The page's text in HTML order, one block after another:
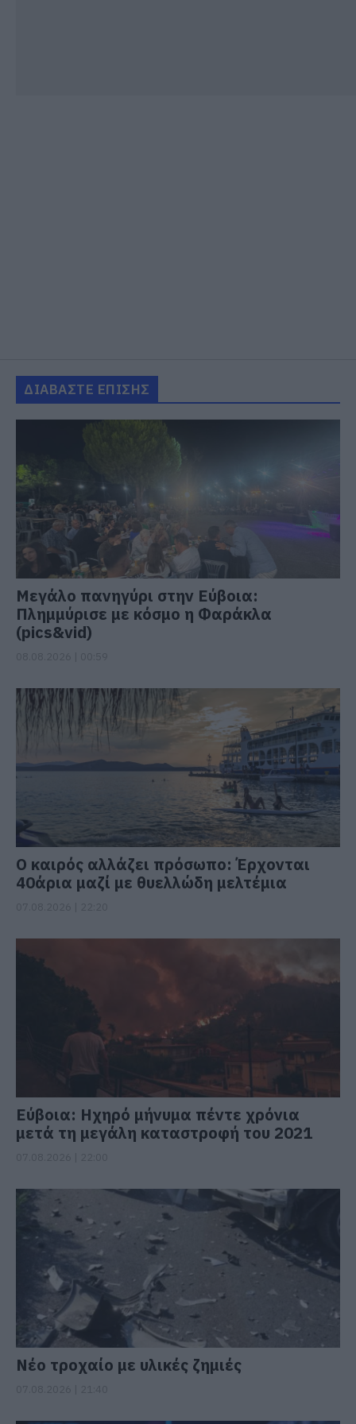
ΔΙΑΒΑΣΤΕ ΕΠΙΣΗΣ
Μεγάλο πανηγύρι στην Εύβοια:
Πλημμύρισε με κόσμο η Φαράκλα
(pics&vid)
Ο καιρός αλλάζει πρόσωπο: Έρχονται
40άρια μαζί με θυελλώδη μελτέμια
Εύβοια: Ηχηρό μήνυμα πέντε χρόνια
μετά τη μεγάλη καταστροφή του 2021
Νέο τροχαίο με υλικές ζημιές